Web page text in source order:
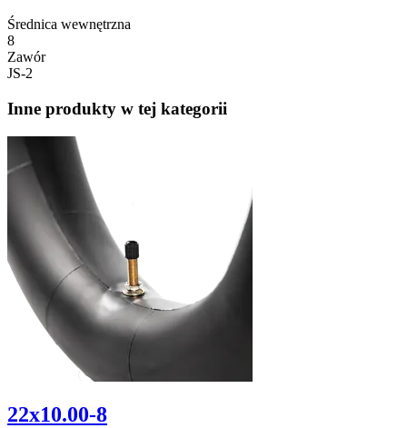
Średnica wewnętrzna
8
Zawór
JS-2
Inne produkty w tej kategorii
22x10.00-8